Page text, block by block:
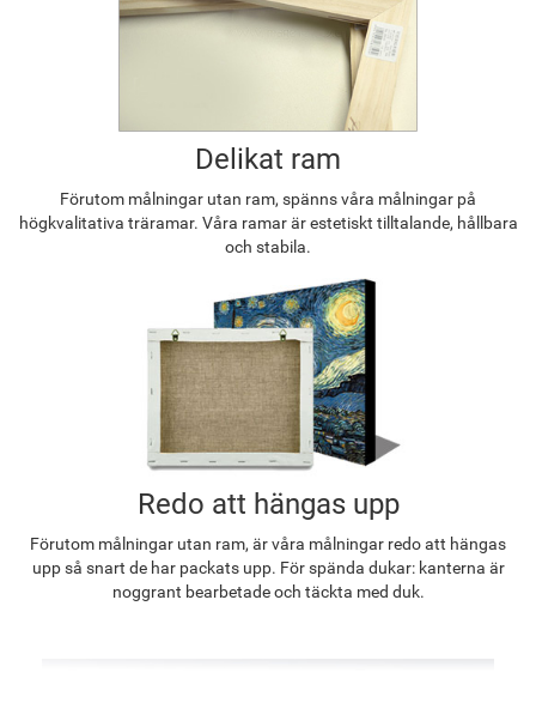
Delikat ram
Förutom målningar utan ram, spänns våra målningar på
högkvalitativa träramar. Våra ramar är estetiskt tilltalande, hållbara
och stabila.
Redo att hängas upp
Förutom målningar utan ram, är våra målningar redo att hängas
upp så snart de har packats upp. För spända dukar: kanterna är
noggrant bearbetade och täckta med duk.